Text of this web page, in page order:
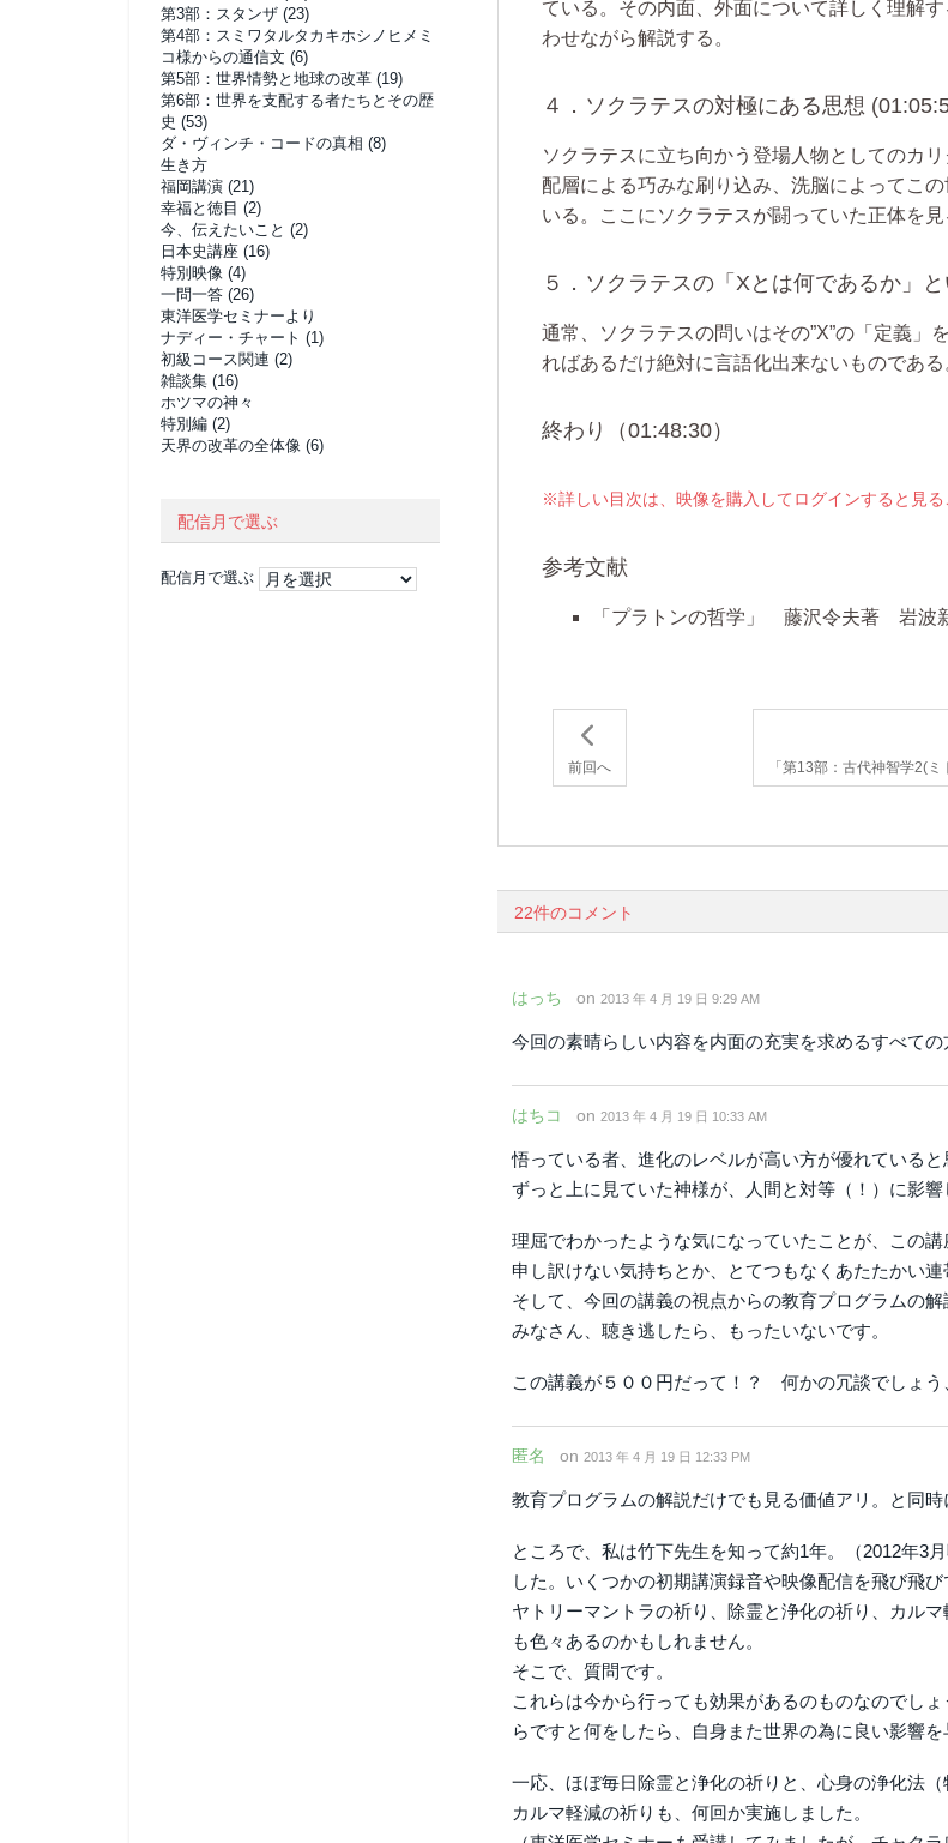
ている。その内面、外面について詳しく理解
わせながら解説する。
４．ソクラテスの対極にある思想
ソクラテスに立ち向かう登場人物としてのカ
配層による巧みな刷り込み、洗脳によってこ
いる。ここにソクラテスが闘っていた正体を見
５．ソクラテスの「Xとは何であるか」
通常、ソクラテスの問いはその”X”の「定義
ればあるだけ絶対に言語化出来ないものであ
終わり（01:48:30）
※詳しい目次は、映像を購入してログインすると見る
参考文献
「プラトンの哲学」 藤沢令夫著 岩波
前回へ 「第13部：古代神智学2(
22件のコメント
はっち on 2013 年 4 月 19 日 9:29 AM
今回の素晴らしい内容を内面の充実を求めるすべての
はちコ on 2013 年 4 月 19 日 10:33 AM
悟っている者、進化のレベルが高い方が優れていると
ずっと上に見ていた神様が、人間と対等（！）に影響
理屈でわかったような気になっていたことが、この講
申し訳けない気持ちとか、とてつもなくあたたかい
そして、今回の講義の視点からの教育プログラムの解
みなさん、聴き逃したら、もったいないです。
この講義が５００円だって！？ 何かの冗談でしょう
匿名 on 2013 年 4 月 19 日 12:33 PM
教育プログラムの解説だけでも見る価値アリ。と同
ところで、私は竹下先生を知って約1年。（2012年3
した。いくつかの初期講演録音や映像配信を飛び飛
ヤトリーマントラの祈り、除霊と浄化の祈り、カル
も色々あるのかもしれません。
そこで、質問です。
これらは今から行っても効果があるのものなのでし
らですと何をしたら、自身また世界の為に良い影響
一応、ほぼ毎日除霊と浄化の祈りと、心身の浄化法（
カルマ軽減の祈りも、何回か実施しました。
第3部：スタンザ (23)
第4部：スミワタルタカキホシノヒメミ
コ様からの通信文 (6)
第5部：世界情勢と地球の改革 (19)
第6部：世界を支配する者たちとその歴
史 (53)
ダ・ヴィンチ・コードの真相 (8)
生き方
福岡講演 (21)
幸福と徳目 (2)
今、伝えたいこと (2)
日本史講座 (16)
特別映像 (4)
一問一答 (26)
東洋医学セミナーより
ナディー・チャート (1)
初級コース関連 (2)
雑談集 (16)
ホツマの神々
特別編 (2)
天界の改革の全体像 (6)
配信月で選ぶ
配信月で選ぶ